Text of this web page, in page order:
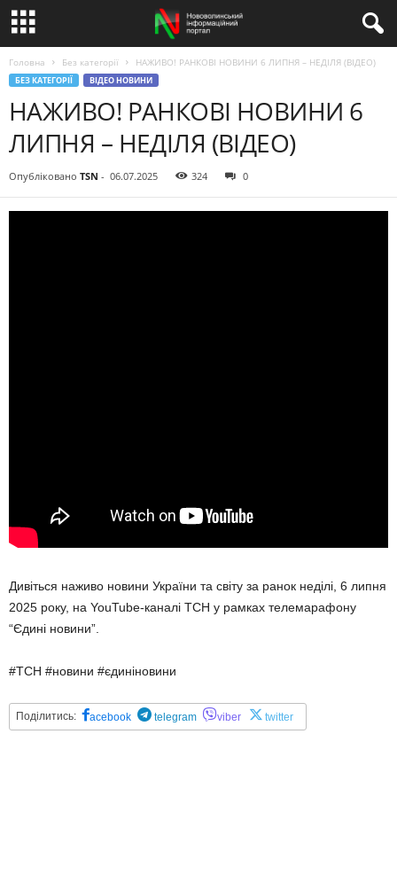
Головна Без категорії НАЖИВО! РАНКОВІ НОВИНИ 6 ЛИПНЯ – НЕДІЛЯ (ВІДЕО)
БЕЗ КАТЕГОРІЇ ВІДЕО НОВИНИ
НАЖИВО! РАНКОВІ НОВИНИ 6
ЛИПНЯ – НЕДІЛЯ (ВІДЕО)
Опубліковано TSN - 06.07.2025 324 0
Дивіться наживо новини України та світу за ранок неділі, 6 липня
2025 року, на YouTube-каналі ТСН у рамках телемарафону
“Єдині новини”.
#ТСН #новини #єдиніновини
Поділитись: acebook telegram viber twitter